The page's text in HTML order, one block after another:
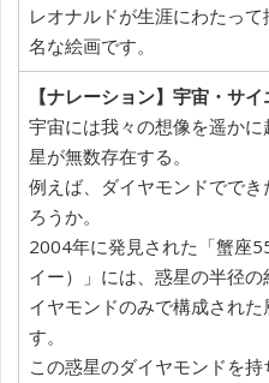
レオナルドが生涯にわたっ
名な絵画です。
【ナレーション】宇宙・サ
宇宙には我々の想像を遥か
星が無数存在する。
例えば、ダイヤモンドでで
ろうか。
2004年に発見された「蟹座
イー）」には、惑星の半径
イヤモンドのみで構成され
す。
この惑星のダイヤモンドを持